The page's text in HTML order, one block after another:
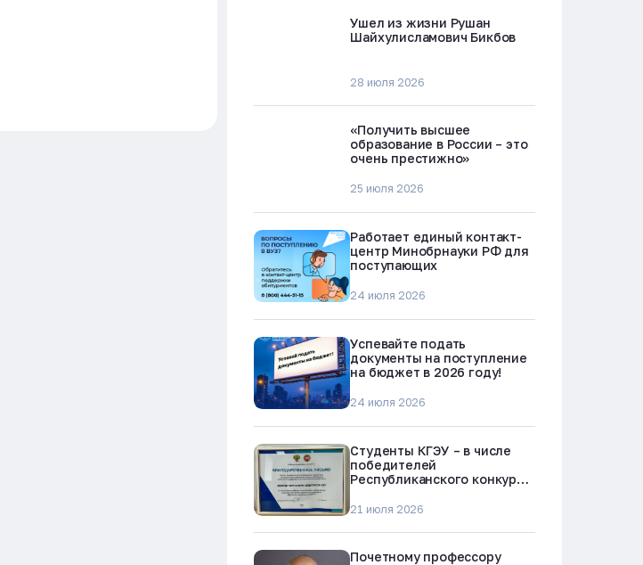
Ушел из жизни Рушан
Шайхулисламович Бикбов
28 июля 2026
«Получить высшее
образование в России – это
очень престижно»
25 июля 2026
Работает единый контакт-
центр Минобрнауки РФ для
поступающих
24 июля 2026
Успевайте подать
документы на поступление
на бюджет в 2026 году!
24 июля 2026
Студенты КГЭУ – в числе
победителей
Республиканского конкурса
наркотиков и телефонного
21 июля 2026
Почетному профессору